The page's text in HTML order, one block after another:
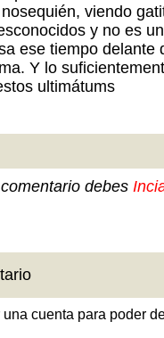
viendo
y no es
ese tiempo delante
Y lo
ultimátums
debes
cuenta para poder